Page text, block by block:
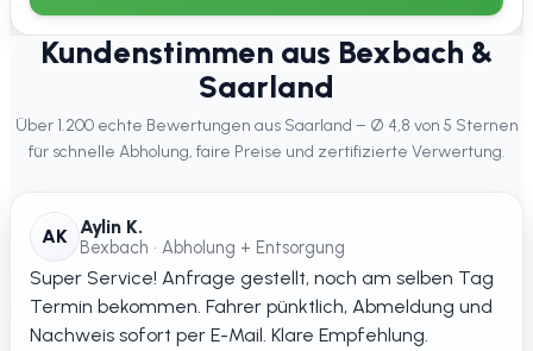
Kundenstimmen aus Bexbach &
Saarland
Über 1.200 echte Bewertungen aus Saarland – Ø 4,8 von 5 Sternen
für schnelle Abholung, faire Preise und zertifizierte Verwertung.
AK Aylin K.
Bexbach • Abholung + Entsorgung
Super Service! Anfrage gestellt, noch am selben Tag
Termin bekommen. Fahrer pünktlich, Abmeldung und
Nachweis sofort per E-Mail. Klare Empfehlung.